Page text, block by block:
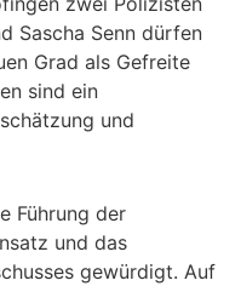
Sascha Senn dürfen
Grad als Gefreite
sind ein
und
Führung der
und das
gewürdigt. Auf